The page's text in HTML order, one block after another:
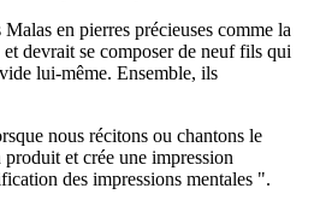
en pierres précieuses comme la
devrait se composer de neuf fils qui
lui-même. Ensemble, ils
nous récitons ou chantons le
et crée une impression
des impressions mentales ".